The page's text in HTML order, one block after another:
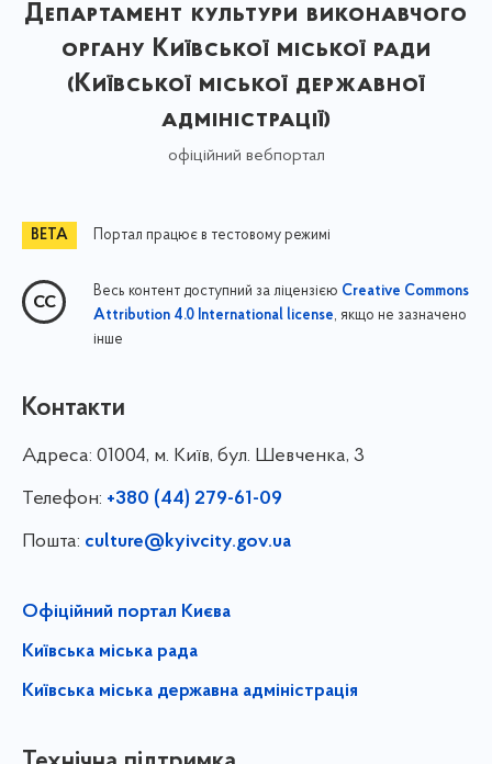
Департамент культури виконавчого
органу Київської міської ради
(Київської міської державної
адміністрації)
офіційний вебпортал
Портал працює в тестовому режимі
Весь контент доступний за ліцензією Creative Commons
Attribution 4.0 International license, якщо не зазначено
інше
Контакти
Адреса: 01004, м. Київ, бул. Шевченка, 3
Телефон: +380 (44) 279-61-09
Пошта: culture@kyivcity.gov.ua
Офіційний портал Києва
Київська міська рада
Київська міська державна адміністрація